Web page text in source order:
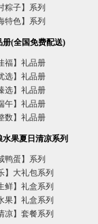
粽子】系列
特色】系列
册(全国免费配送)
福】礼品册
选】礼品册
选】礼品册
午】礼品册
数】礼品册
水果夏日清凉系列
鸭蛋】系列
】大礼包系列
鲜】礼盒系列
果】礼盒系列
凉】套餐系列